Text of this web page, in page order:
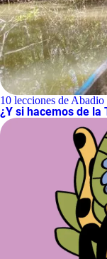
10 lecciones de Abadio
¿Y si hacemos de